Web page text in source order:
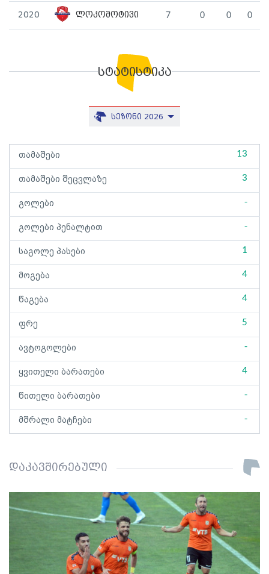
2020 ლოკომოტივი 7 0 0 0
სტატისტიკა
სეზონი 2026
თამაშები 13
თამაშები შეცვლაზე 3
გოლები -
გოლები პენალტით -
საგოლე პასები 1
მოგება 4
წაგება 4
ფრე 5
ავტოგოლები -
ყვითელი ბარათები 4
წითელი ბარათები -
მშრალი მატჩები -
დაკავშირებული